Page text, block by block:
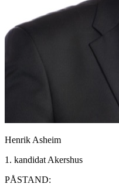
Henrik Asheim
1. kandidat Akershus
PÅSTAND: